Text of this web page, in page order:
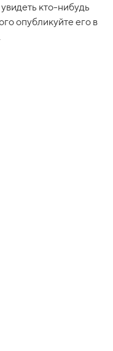
кто-нибудь
опубликуйте его в